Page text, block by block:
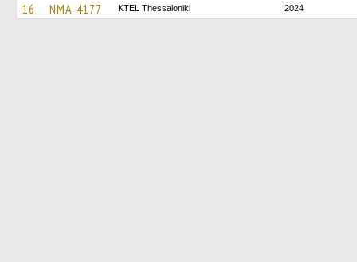
16 NMA-4177 KTEL Thessaloniki 2024